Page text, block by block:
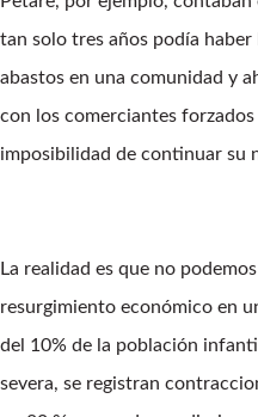
tan solo tres años podía
abastos en una comunidad y
con los comerciantes
imposibilidad de continuar su
La realidad es que no
resurgimiento económico en
del 10% de la población
severa, se registran